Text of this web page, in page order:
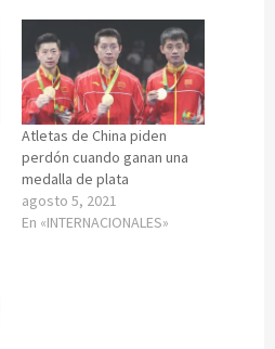
Atletas de China piden
perdón cuando ganan una
medalla de plata
agosto 5, 2021
En «INTERNACIONALES»